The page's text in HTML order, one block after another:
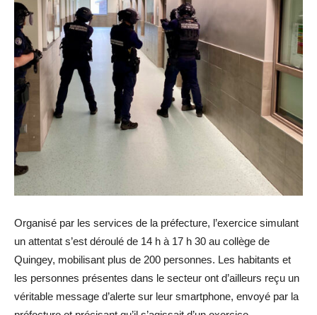
Organisé par les services de la préfecture, l’exercice simulant
un attentat s’est déroulé de 14 h à 17 h 30 au collège de
Quingey, mobilisant plus de 200 personnes. Les habitants et
les personnes présentes dans le secteur ont d’ailleurs reçu un
véritable message d’alerte sur leur smartphone, envoyé par la